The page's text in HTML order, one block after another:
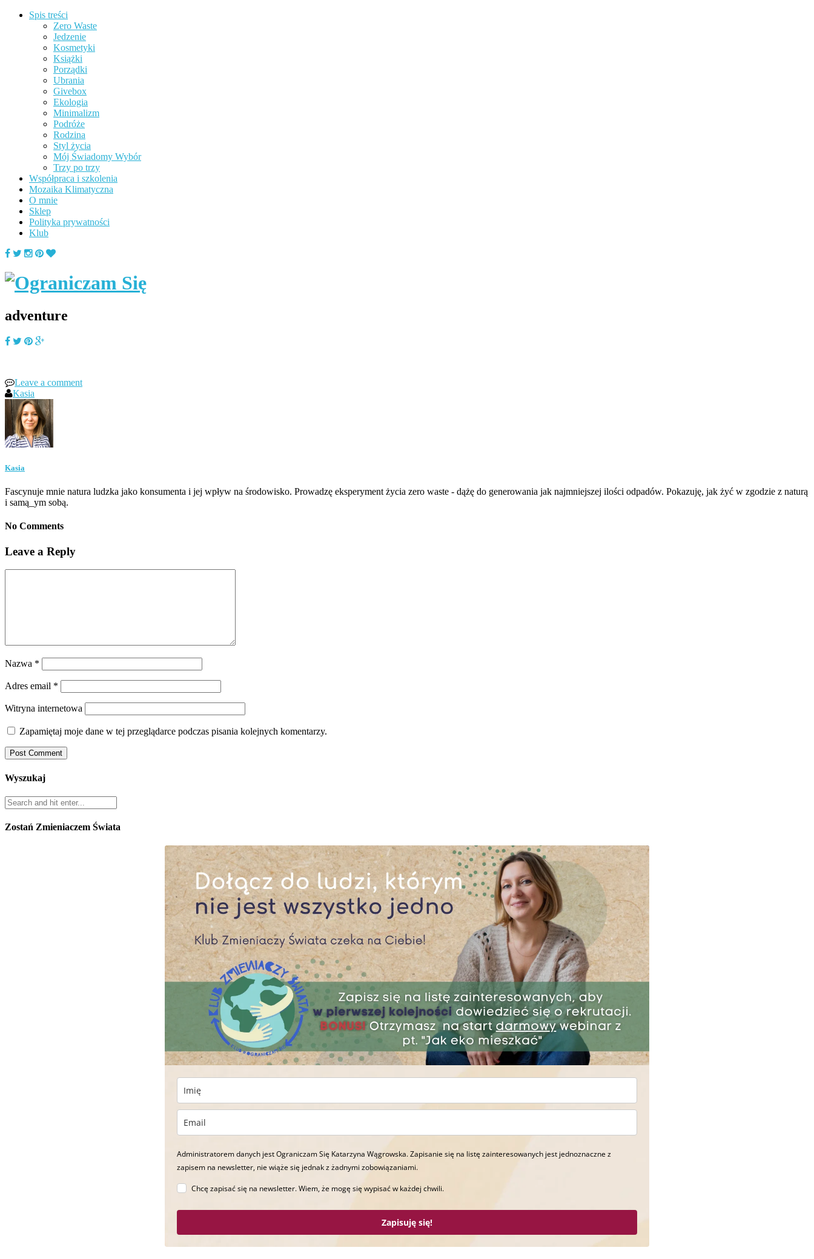
Spis treści
Zero Waste
Jedzenie
Kosmetyki
Książki
Porządki
Ubrania
Givebox
Ekologia
Minimalizm
Podróże
Rodzina
Styl życia
Mój Świadomy Wybór
Trzy po trzy
Współpraca i szkolenia
Mozaika Klimatyczna
O mnie
Sklep
Polityka prywatności
Klub
adventure
Leave a comment
Kasia
Kasia
Fascynuje mnie natura ludzka jako konsumenta i jej wpływ na środowisko. Prowadzę eksperyment życia zero waste - dążę do generowania jak najmniejszej ilości odpadów. Pokazuję, jak żyć w zgodzie z naturą
i samą_ym sobą.
No Comments
Leave a Reply
Nazwa *
Adres email *
Witryna internetowa
Zapamiętaj moje dane w tej przeglądarce podczas pisania kolejnych komentarzy.
Wyszukaj
Zostań Zmieniaczem Świata
Administratorem danych jest Ograniczam Się Katarzyna Wągrowska. Zapisanie się na listę zainteresowanych jest jednoznaczne z
zapisem na newsletter, nie wiąże się jednak z żadnymi zobowiązaniami.
Chcę zapisać się na newsletter. Wiem, że mogę się wypisać w każdej chwili.
Zapisuję się!